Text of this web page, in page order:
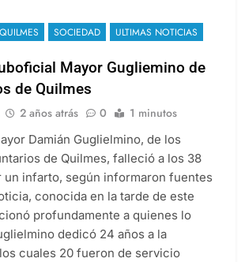
QUILMES SOCIEDAD ULTIMAS NOTICIAS
Mayor Gugliemino de
de Quilmes
2 años atrás 0 1 minutos
Damián Guglielmino, de los
de Quilmes, falleció a los 38
un infarto, según informaron fuentes
conocida en la tarde de este
profundamente a quienes lo
dedicó 24 años a la
cuales 20 fueron de servicio